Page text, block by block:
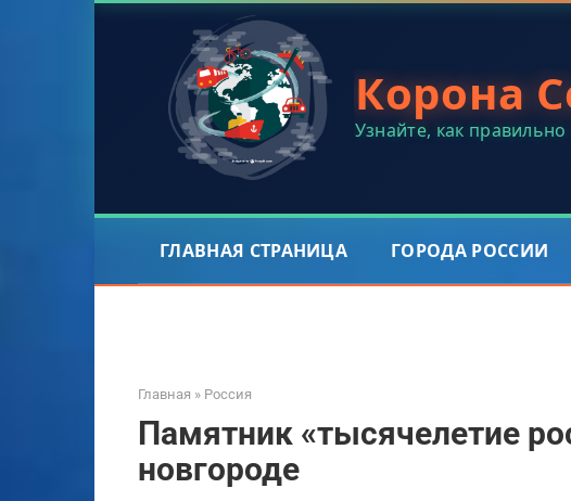
Корона
Узнайте, как
ГЛАВНАЯ СТРАНИЦА ГОРОДА РОССИИ
Главная » Россия
Памятник «тысячелетие
новгороде